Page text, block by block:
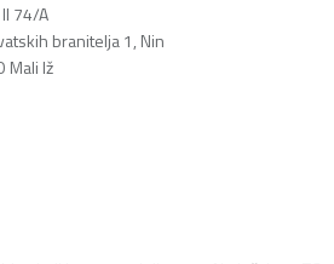
74/A
branitelja 1, Nin
Mali Iž